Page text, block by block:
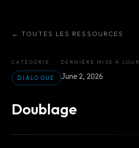
← TOUTES LES RESSOURCES
CATÉGORIE
DIALOGUE
DERNIÈRE MISE À JOUR
June 2, 2026
Doublage